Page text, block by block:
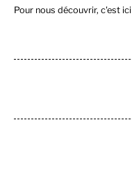
Pour nous découvrir, c'est ici